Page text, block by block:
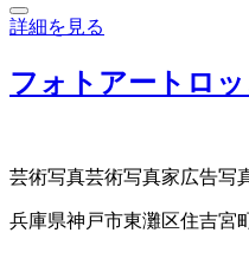
詳細を見る
フォトアートロ
芸術写真芸術写真家広告写
兵庫県神戸市東灘区住吉宮